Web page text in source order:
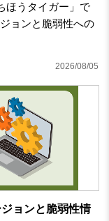
ほうタイガー」で
ョンと脆弱性への
2026/08/05
ョンと脆弱性情